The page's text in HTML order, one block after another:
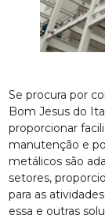
Se procura por
Bom Jesus do
proporcionar
manutenção e
metálicos são
setores,
para as
essa e outras